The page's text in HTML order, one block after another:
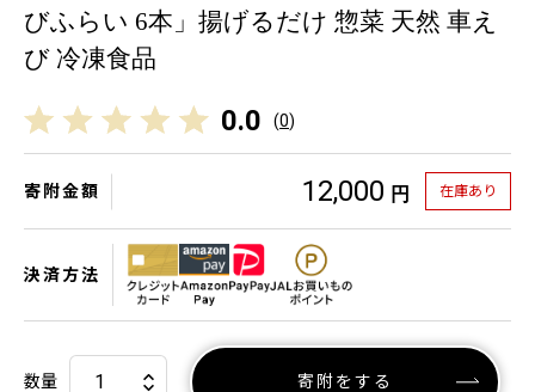
びふらい 6本」揚げるだけ 惣菜 天然 車え
び 冷凍食品
0.0 (0)
寄附金額 12,000 円 在庫あり
決済方法
数量 寄附をする